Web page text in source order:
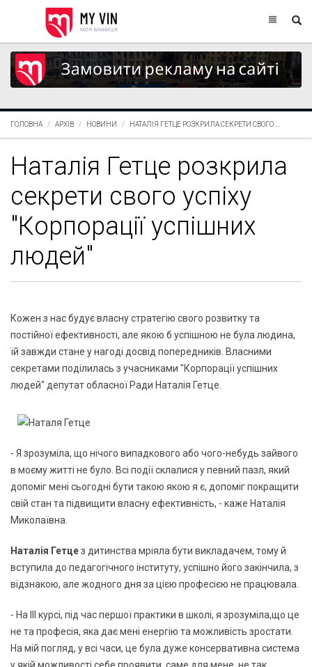
ГОЛОВНА АРХІВ НОВИНИ НАТАЛІЯ ГЕТЦЕ РОЗКРИЛА СЕКРЕТИ СВОГО ...
Наталія Гетце розкрила
секрети свого успіху
"Корпорації успішних
людей"
Кожен з нас будує власну стратегію свого розвитку та
постійної ефективності, але якою б успішною не була людина,
їй завжди стане у нагоді досвід попередників. Власними
секретами поділилась з учасниками "Корпорації успішних
людей" депутат обласної Ради Наталія Гетце.
- Я зрозуміла, що нічого випадкового або чого-небудь зайвого
в моєму житті не було. Всі події склалися у певний пазл, який
допоміг мені сьогодні бути такою якою я є, допоміг покращити
свій стан та підвищити власну ефективність, - каже Наталія
Миколаївна.
Наталія Гетцез дитинства мріяла бути викладачем, тому й
вступила до педагогічного інституту, успішно його закінчила, з
відзнакою, але жодного дня за цією професією не працювала.
- На ІІІ курсі, під час першої практики в школі, я зрозуміла,що це
не та професія, яка дає мені енергію та можливість зростати.
На мій погляд, у всі часи, це була дуже консервативна система
у якій можливості себе проявити, саме для мене, не так